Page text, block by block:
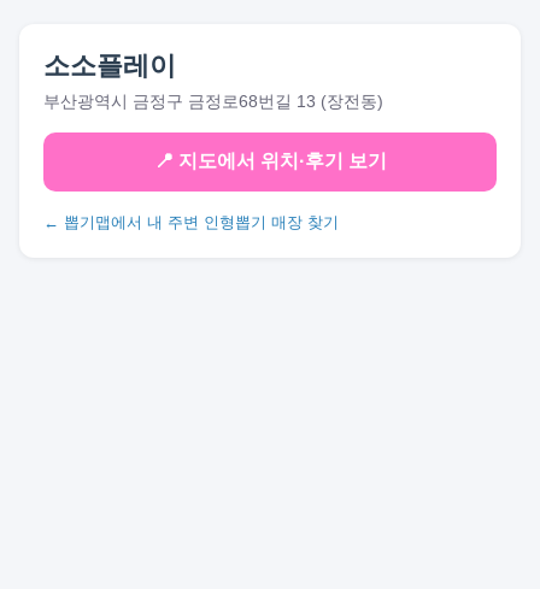
소소플레이
부산광역시 금정구 금정로68번길 13 (장전동)
📍 지도에서 위치·후기 보기
← 뽑기맵에서 내 주변 인형뽑기 매장 찾기